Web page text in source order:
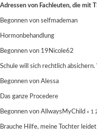
Adressen von Fachleuten, die mit
Begonnen von selfmademan
Hormonbehandlung
Begonnen von 19Nicole62
Schule will sich rechtlich absichern.
Begonnen von Alessa
Das ganze Procedere
Begonnen von AllwaysMyChild « 1
Brauche Hilfe, meine Tochter